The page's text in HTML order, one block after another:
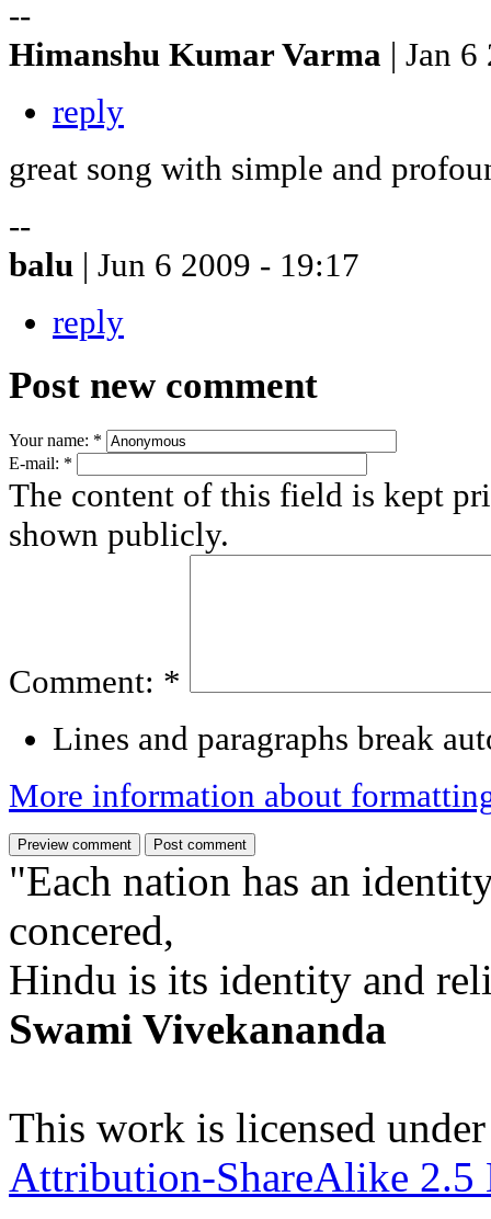
--
Himanshu Kumar Varma | Jan
reply
great song with simple and
--
balu | Jun 6 2009 - 19:17
reply
Post new comment
Your name: *
E-mail: *
The content of this field is kept
shown publicly.
Comment: *
Lines and paragraphs break
More information about
"Each nation has an
concered,
Hindu is its identity and
Swami Vivekananda
This work is licensed
Attribution-ShareAlike 2.5